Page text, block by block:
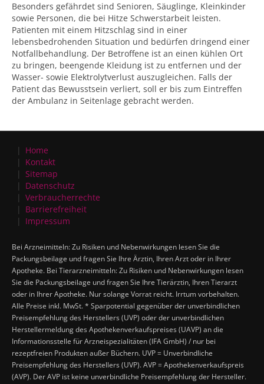
Besonders gefährdet sind Senioren, Säuglinge, Kleinkinder
sowie Personen, die bei Hitze Schwerstarbeit leisten.
Patienten mit einem Hitzschlag sind in einer
lebensbedrohenden Situation und bedürfen dringend einer
Notfallbehandlung. Der Betroffene ist an einen kühlen Ort
zu bringen, beengende Kleidung ist zu entfernen und der
Wasser- sowie Elektrolytverlust auszugleichen. Falls der
Patient das Bewusstsein verliert, soll er bis zum Eintreffen
der Ambulanz in Seitenlage gebracht werden.
Home
Kontakt
Sitemap
Datenschutz
Verbraucherrechte
Barrierefreiheit
Impressum
Bei Arzneimitteln: Zu Risiken und Nebenwirkungen lesen Sie die
Packungsbeilage und fragen Sie Ihre Ärztin, Ihren Arzt oder in Ihrer
Apotheke. Bei Tierarzneimitteln: Zu Risiken und Nebenwirkungen lesen
Sie die Packungsbeilage und fragen Sie Ihre Tierärztin, Ihren Tierarzt
oder in Ihrer Apotheke. Nur solange Vorrat reicht. Irrtum vorbehalten.
Alle Preise inkl. MwSt. * Sparpotential gegenüber der unverbindlichen
Preisempfehlung des Herstellers (UVP) oder der unverbindlichen
Herstellermeldung des Apothekenverkaufspreises (UAVP) an die
Informationsstelle für Arzneispezialitäten (IFA GmbH) / nur bei
rezeptfreien Produkten außer Büchern. UVP = Unverbindliche
Preisempfehlung des Herstellers (UVP). AVP = Apothekenverkaufspreis
(AVP). Der AVP ist keine unverbindliche Preisempfehlung der Hersteller.